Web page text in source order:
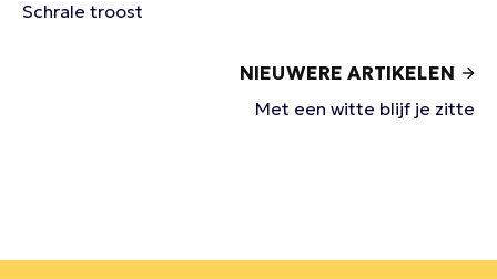
Schrale troost
NIEUWERE ARTIKELEN
Met een witte blijf je zitte